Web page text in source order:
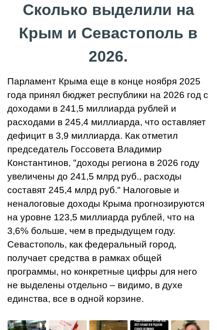
Сколько выделили на
Крым и Севастополь в
2026.
Парламент Крыма еще в конце ноября 2025
года принял бюджет республики на 2026 год с
доходами в 241,5 миллиарда рублей и
расходами в 245,4 миллиарда, что оставляет
дефицит в 3,9 миллиарда. Как отметил
председатель Госсовета Владимир
Константинов, "доходы региона в 2026 году
увеличены до 241,5 млрд руб., расходы
составят 245,4 млрд руб." Налоговые и
неналоговые доходы Крыма прогнозируются
на уровне 123,5 миллиарда рублей, что на
3,6% больше, чем в предыдущем году.
Севастополь, как федеральный город,
получает средства в рамках общей
программы, но конкретные цифры для него
не выделены отдельно – видимо, в духе
единства, все в одной корзине.